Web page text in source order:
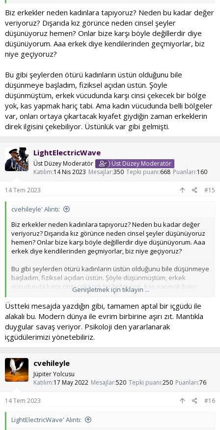
Biz erkekler neden kadınlara tapıyoruz? Neden bu kadar değer
veriyoruz? Dışarıda kız görünce neden cinsel şeyler
düşünüyoruz hemen? Onlar bize karşı böyle değillerdir diye
düşünüyorum. Aaa erkek diye kendilerinden geçmiyorlar, biz
niye geçiyoruz?
Bu gibi şeylerden ötürü kadınların üstün olduğunu bile
düşünmeye başladım, fiziksel açıdan üstün. Şöyle
düşünmüştüm, erkek vücudunda karşı cinsi çekecek bir bölge
yok, kas yapmak hariç tabi. Ama kadın vücudunda belli bölgeler
var, onları ortaya çıkartacak kıyafet giydiğin zaman erkeklerin
direk ilgisini çekebiliyor. Üstünlük var gibi gelmişti.
LightElectricWave
Üst Düzey Moderatör
Üst Düzey Moderatör
Katılım 14 Nis 2023 Mesajlar350 Tepki puanı 668 Puanları 160
14 Tem 2023 #15
cvehileyle' Alıntı:
Biz erkekler neden kadınlara tapıyoruz? Neden bu kadar değer
veriyoruz? Dışarıda kız görünce neden cinsel şeyler düşünüyoruz
hemen? Onlar bize karşı böyle değillerdir diye düşünüyorum. Aaa
erkek diye kendilerinden geçmiyorlar, biz niye geçiyoruz?
Bu gibi şeylerden ötürü kadınların üstün olduğunu bile düşünmeye
başladım, fiziksel açıdan üstün. Şöyle düşünmüştüm, erkek
vücudunda karşı cinsi çekecek bir bölge yok, kas yapmak hariç
tabi. Ama kadın vücudunda belli bölgeler var, onları ortaya
çıkartacak kıyafet giydiğin zaman erkeklerin direk ilgisini
çekebiliyor. Üstünlük var gibi gelmişti.
Genişletmek için tıklayın ...
Üstteki mesajda yazdığın gibi, tamamen aptal bir içgüdü ile
alakalı bu. Modern dünya ile evrim birbirine aşırı zıt. Mantıkla
duygular savaş veriyor. Psikoloji den yararlanarak
içgüdülerimizi yönetebiliriz.
cvehileyle
Jüpiter Yolcusu
Katılım 17 May 2022 Mesajlar520 Tepki puanı 250 Puanları 76
14 Tem 2023 #16
LightElectricWave' Alıntı: